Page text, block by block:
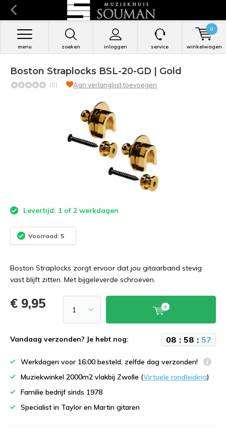
zoeken inloggen
menu service winkelwagen
0
Boston Straplocks BSL-20-GD | Gold
(0) Aan verlanglijst toevoegen
Levertijd: 1 of 2 werkdagen
Voorraad: 5
Boston Straplocks zorgt ervoor dat jou gitaarband stevig
vast blijft zitten. Met bijgeleverde schroeven.
€ 9,95
Vandaag verzonden? Je hebt nog: 08 : 58 : 57
Werkdagen voor 16:00 besteld, zelfde dag verzonden!
Muziekwinkel 2000m2 vlakbij Zwolle (Virtuele rondleiding)
Familie bedrijf sinds 1978
Specialist in Taylor en Martin gitaren